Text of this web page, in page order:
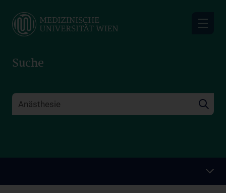
main
Suche